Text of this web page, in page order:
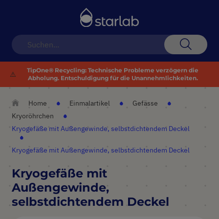
⚠️
TipOne® Recycling: Technische Probleme verzögern die
Abholung. Entschuldigung für die Unannehmlichkeiten.
Home Einmalartikel
Gefässe
Kryoröhrchen
Kryogefäße mit Außengewinde, selbstdichtendem Deckel
Kryogefäße mit Außengewinde, selbstdichtendem Deckel
Kryogefäße mit
Außengewinde,
selbstdichtendem Deckel